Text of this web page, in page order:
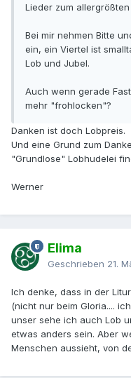
Lieder zum
Bei mir nehmen Bitte
ein, ein Viertel ist
Lob und Jubel.
Auch wenn gerade
mehr "frohlocken"?
Danken ist doch Lobpreis.
Und eine Grund zum
"Grundlose" Lobhudelei
Werner
Elima
Geschrieben 21.
Ich denke, dass in der
(nicht nur beim Gloria....
unser sehe ich auch Lob
etwas anders sein. Aber
Menschen aussieht, von